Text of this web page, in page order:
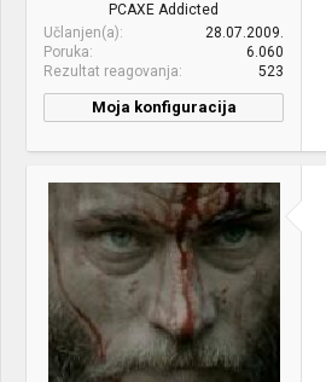
PCAXE Addicted
Učlanjen(a)
28.07.2009.
Poruka
6.060
Rezultat reagovanja
523
Moja konfiguracija